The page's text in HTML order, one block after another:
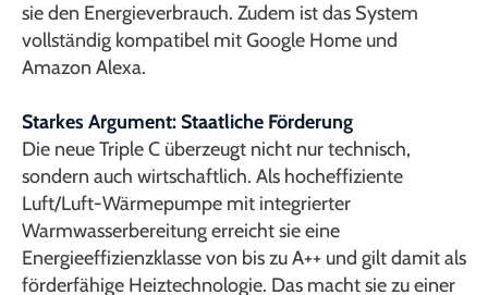
sie den Energieverbrauch. Zudem ist das System
vollständig kompatibel mit Google Home und
Amazon Alexa.
Starkes Argument: Staatliche Förderung
Die neue Triple C überzeugt nicht nur technisch,
sondern auch wirtschaftlich. Als hocheffiziente
Luft/Luft-Wärmepumpe mit integrierter
Warmwasserbereitung erreicht sie eine
Energieeffizienzklasse von bis zu A++ und gilt damit als
förderfähige Heiztechnologie. Das macht sie zu einer